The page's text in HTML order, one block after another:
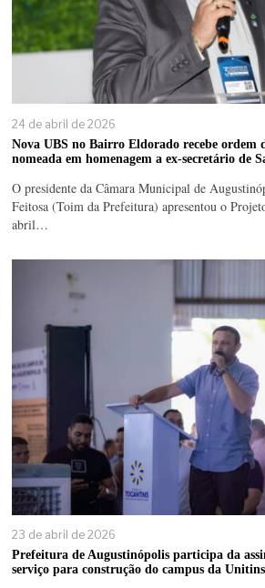
24 de abril de 2026
Nova UBS no Bairro Eldorado recebe ordem
nomeada em homenagem a ex-secretário de
O presidente da Câmara Municipal de
Feitosa (Toim da Prefeitura) apresentou o
abril…
23 de abril de 2026
Prefeitura de Augustinópolis participa da
serviço para construção do campus da Unitins